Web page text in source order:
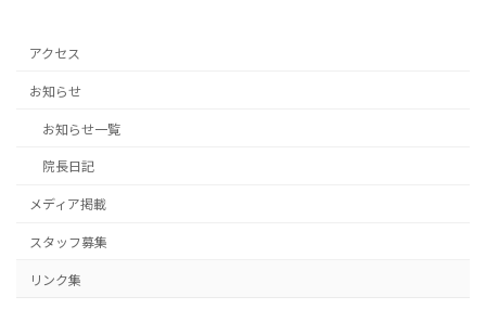
アクセス
お知らせ
お知らせ一覧
院長日記
メディア掲載
スタッフ募集
リンク集